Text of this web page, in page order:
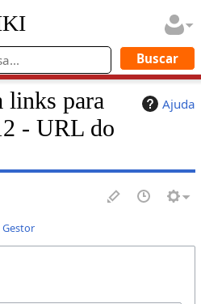
Ajuda
links para
- URL do
Gestor